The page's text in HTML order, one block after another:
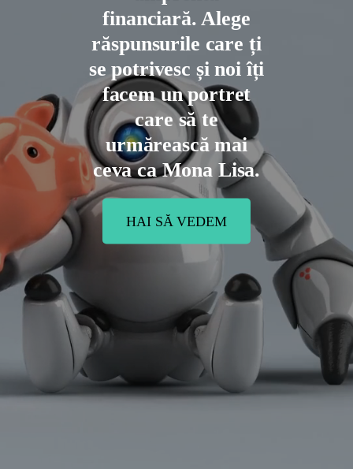
financiară. Alege
răspunsurile care ți
se potrivesc și noi îți
facem un portret
care să te
urmărească mai
ceva ca Mona Lisa.
HAI SĂ VEDEM